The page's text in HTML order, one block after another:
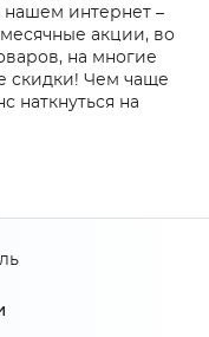
нашем интернет –
акции, во
на многие
скидки! Чем чаще
наткнуться на